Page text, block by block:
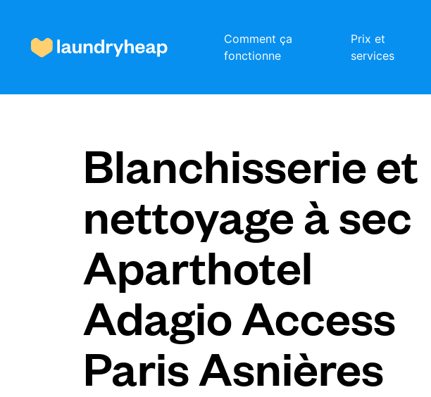
Comment ça
fonctionne
Prix et
services
Prix et services
À propos de nous
Pour les entreprises
Connectez-vous
Blanchisserie et
nettoyage à sec
Aparthotel
Adagio Access
Paris Asnières